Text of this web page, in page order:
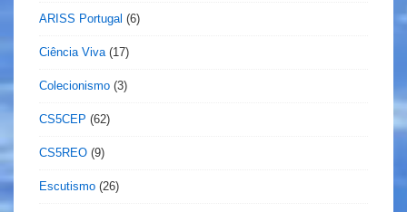
ARISS Portugal (6)
Ciência Viva(17)
Colecionismo (3)
CS5CEP (62)
CS5REO (9)
Escutismo (26)